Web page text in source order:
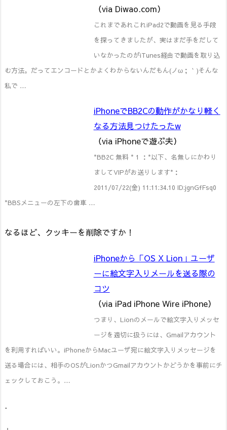
（via Diwao.com）
これまであれこれiPad2で動画を見る手段
を探ってきましたが、実はまだ手をだして
いなかったのがiTunes経由で動画を取り込
む方法。だってエンコードとかよくわからないんだもん(ノω；｀)そんな
私で …
iPhoneでBB2Cの動作がかなり軽く
なる方法見つけたったw
（via iPhoneで遊ぶ夫）
*BB2C 無料 * 1 ：*以下、名無しにかわり
ましてVIPがお送りします*：
2011/07/22(金) 11:11:34.10 ID:jgnGfFsq0
*BBSメニューの左下の歯車 …
なるほど、クッキーを削除ですか！
iPhoneから「OS X Lion」ユーザ
ーに絵文字入りメールを送る際の
コツ
（via iPad iPhone Wire iPhone）
つまり、Lionのメールで絵文字入りメッセ
ージを適切に扱うには、Gmailアカウント
を利用すればいい。iPhoneからMacユーザ宛に絵文字入りメッセージを
送る場合には、相手のOSがLionかつGmailアカウントかどうかを事前にチ
ェックしておこう。…
.